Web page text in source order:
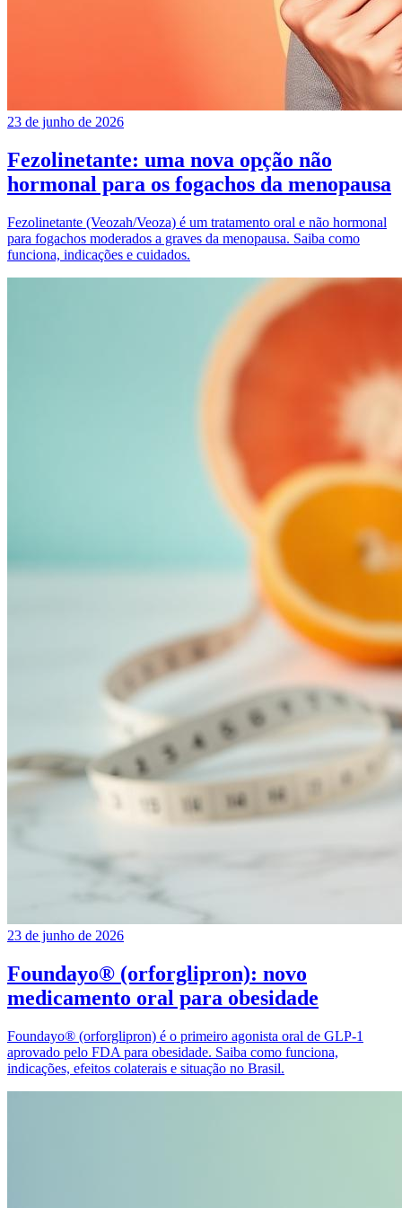
23 de junho de 2026
Fezolinetante: uma nova opção não
hormonal para os fogachos da menopausa
Fezolinetante (Veozah/Veoza) é um tratamento oral e não hormonal
para fogachos moderados a graves da menopausa. Saiba como
funciona, indicações e cuidados.
23 de junho de 2026
Foundayo® (orforglipron): novo
medicamento oral para obesidade
Foundayo® (orforglipron) é o primeiro agonista oral de GLP-1
aprovado pelo FDA para obesidade. Saiba como funciona,
indicações, efeitos colaterais e situação no Brasil.